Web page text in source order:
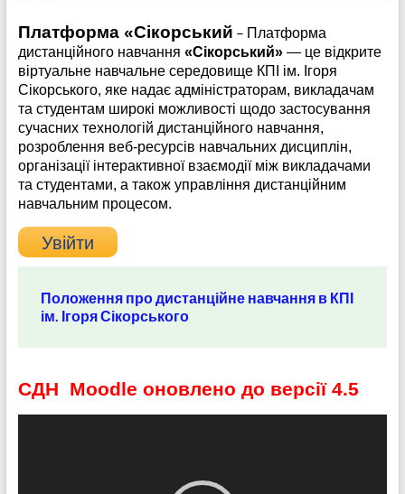
Платформа «Сікорський – Платформа
дистанційного навчання «Сікорський»— це відкрите
віртуальне навчальне середовище КПІ ім. Ігоря
Сікорського, яке надає адміністраторам, викладачам
та студентам широкі можливості щодо застосування
сучасних технологій дистанційного навчання,
розроблення веб-ресурсів навчальних дисциплін,
організації інтерактивної взаємодії між викладачами
та студентами, а також управління дистанційним
навчальним процесом.
Увійти
Положення про дистанційне навчання в КПІ
ім. Ігоря Сікорського
СДН Moodle оновлено до версії 4.5